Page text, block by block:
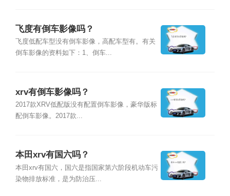
飞度有倒车影像吗？
飞度低配车型没有倒车影像，高配车型有。有关
倒车影像的资料如下：1、倒车...
xrv有倒车影像吗？
2017款XRV低配版没有配置倒车影像，豪华版标
配倒车影像。2017款...
本田xrv有国六吗？
本田xrv有国六，国六是指国家第六阶段机动车污
染物排放标准，是为防治压...